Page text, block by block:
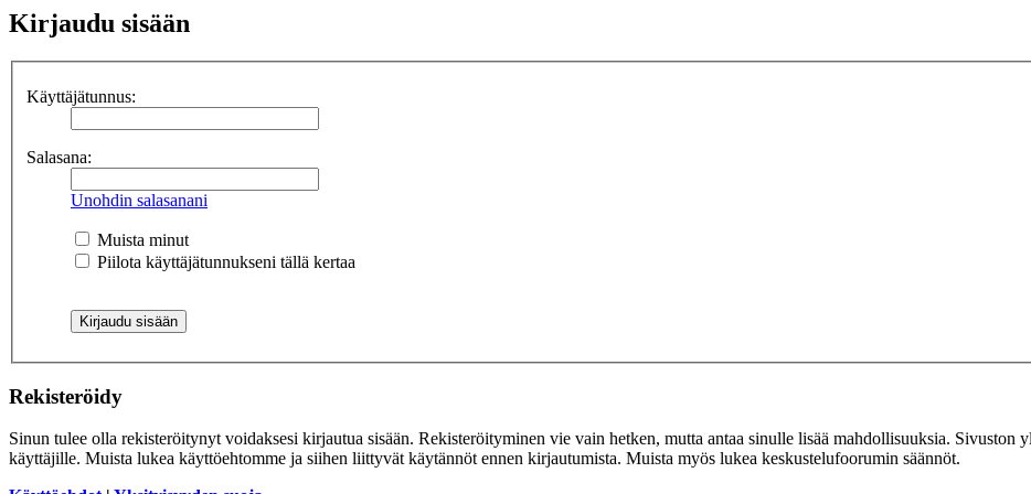
Kirjaudu sisään
Käyttäjätunnus:
Salasana:
Unohdin salasanani
Muista minut
Piilota käyttäjätunnukseni tällä kertaa
Rekisteröidy
Sinun tulee olla rekisteröitynyt voidaksesi kirjautua sisään. Rekisteröityminen vie vain hetken, mutta antaa sinulle lisää mahdollisuuksia.
käyttäjille. Muista lukea käyttöehtomme ja siihen liittyvät käytännöt ennen kirjautumista. Muista myös lukea keskustelufoorumin säännöt.